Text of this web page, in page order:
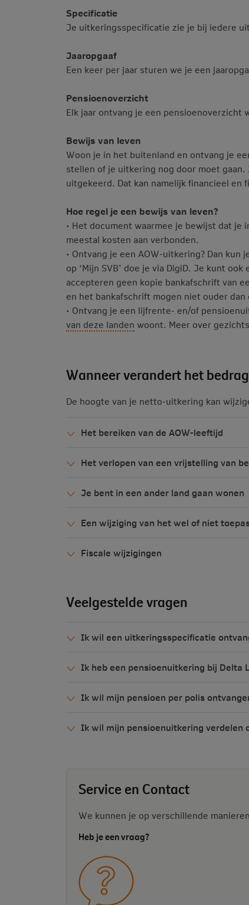
Specificatie
Je uitkeringsspecificatie zie je bij iedere
Jaaropgaaf
Een keer per jaar sturen we je een
Pensioenoverzicht
Elk jaar ontvang je een pensioenoverzicht
Bewijs van leven
Woon je in het buitenland en ontvang je
stellen of je uitkering nog door moet
uitgekeerd. Dat kan namelijk financieel en
Hoe regel je een bewijs van leven?
• Het document waarmee je bewijst dat
meestal kosten aan verbonden.
• Ontvang je een AOW-uitkering? Dan
op ‘Mijn SVB’ doe je via DigiD. Je kunt
accepteren geen kopie bankafschrift van
en het bankafschrift mogen niet ouder dan
• Ontvang je een lijfrente- en/of
van deze landen woont. Meer over
Wanneer verandert het
De hoogte van je netto-uitkering kan
Het bereiken van de AOW-leeftijd
Het verlopen van een vrijstelling van
Je bent in een ander land gaan wonen
Een wijziging van het wel of niet
Fiscale wijzigingen
Veelgestelde vragen
Ik wil een uitkeringsspecificatie
Ik heb een pensioenuitkering bij Delta
Ik wil mijn pensioen per polis
Ik wil mijn pensioenuitkering verdelen
Service en Contact
We kunnen je op verschillende
Heb je een vraag?